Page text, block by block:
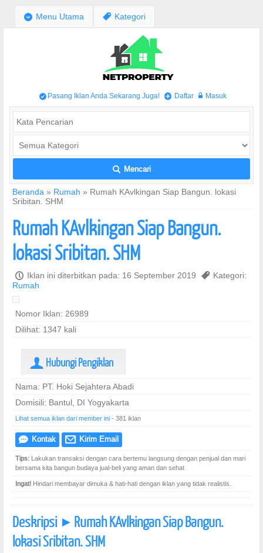
; Menu Utama , Kategori
/ Pasang Iklan Anda Sekarang Juga! + Daftar w Masuk
L Mencari
Beranda » Rumah » Rumah KAvlkingan Siap Bangun. lokasi
Sribitan. SHM
Rumah KAvlkingan Siap Bangun.
lokasi Sribitan. SHM
P Iklan ini diterbitkan pada: 16 September 2019 , Kategori:
Rumah
Nomor Iklan: 26989
Dilihat: 1347 kali
U Hubungi Pengiklan
Nama: PT. Hoki Sejahtera Abadi
Domisili: Bantul, DI Yogyakarta
Lihat semua iklan dari member ini - 381 iklan
e Kontak @ Kirim Email
Tips: Lakukan transaksi dengan cara bertemu langsung dengan penjual dan mari
bersama kita bangun budaya jual-beli yang aman dan sehat
Ingat! Hindari membayar dimuka & hati-hati dengan iklan yang tidak realistis.
Deskripsi ] Rumah KAvlkingan Siap Bangun.
lokasi Sribitan. SHM